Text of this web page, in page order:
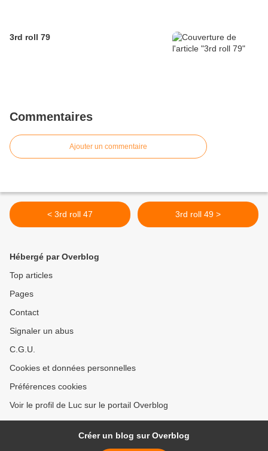
3rd roll 79
Commentaires
Ajouter un commentaire
< 3rd roll 47 3rd roll 49 >
Hébergé par Overblog
Top articles
Pages
Contact
Signaler un abus
C.G.U.
Cookies et données personnelles
Préférences cookies
Voir le profil de Luc sur le portail Overblog
Créer un blog sur Overblog